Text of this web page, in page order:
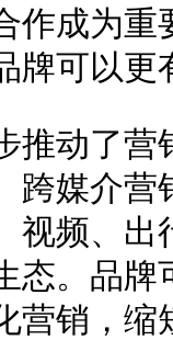
作成为
牌可以
推动了
跨媒介
视频、
态。品
营销，